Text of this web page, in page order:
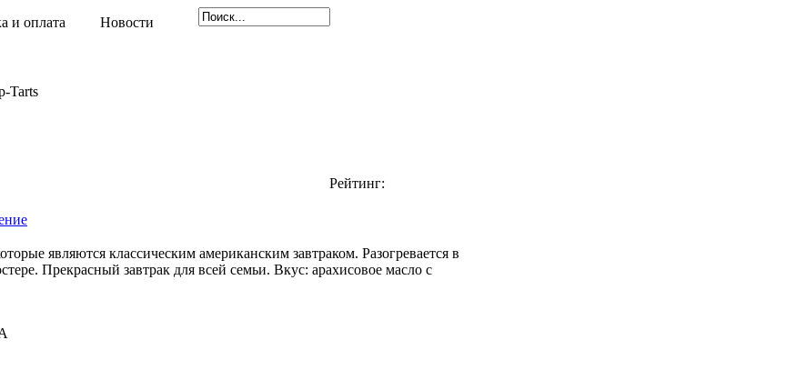
и оплата Новости
Tarts
Рейтинг:
являются классическим американским завтраком. Разогревается в
Прекрасный завтрак для всей семьи. Вкус: арахисовое масло с